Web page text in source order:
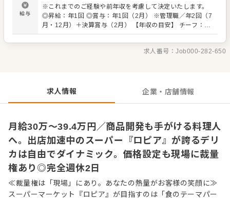
文を受けてから調理し、できたての惣菜を提供する
MTO（Made To Order）業態を運営し、今では業態展開の
中核メンバーとして活躍している人もいます。 「自分の色
り場をプロデュースしてみたい」という方との出会いを待
ってます。 自らファンを増やしていく、そんな「商売の原
ートブランドも考案できます） ・価格設定（店舗によって
価格が異なります） ・人材育成・採用など
給与
※これまでのご経験や前年収を考慮して決定いたします。
◎昇給：年1回 ◎賞与：年1回（2月） ※管理職／年2回（7
月・12月）＋決算賞与（2月） 【年収の目安】 チーフ：平
均630万円 ※チーフ以上：700万円以上（平均年齢32歳）
※試用期間3ヶ月あり（期間中、条件変更なし） ※固定残
業代35時間分61,000円～80,300円を支給。超過分は別途支
求人番号：Job000-282-650
求人情報 企業・店舗情報
月給30万〜39.4万円／商品開発も手がける料理人
へ。出店加速中のスーパー『ロピア』が誇るデリ
カは自由でダイナミック。価格設定も現場に裁量
権あり◎完全週休2日
≪裁量権は「現場」にあり。あなたの熱量がお客様の笑顔に≫
スーパーマーケット『ロピア』が目指すのは「食のテーマパー